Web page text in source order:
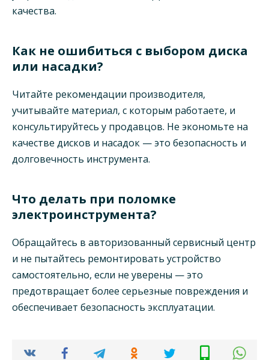
качества.
Как не ошибиться с выбором диска
или насадки?
Читайте рекомендации производителя,
учитывайте материал, с которым работаете, и
консультируйтесь у продавцов. Не экономьте на
качестве дисков и насадок — это безопасность и
долговечность инструмента.
Что делать при поломке
электроинструмента?
Обращайтесь в авторизованный сервисный центр
и не пытайтесь ремонтировать устройство
самостоятельно, если не уверены — это
предотвращает более серьезные повреждения и
обеспечивает безопасность эксплуатации.